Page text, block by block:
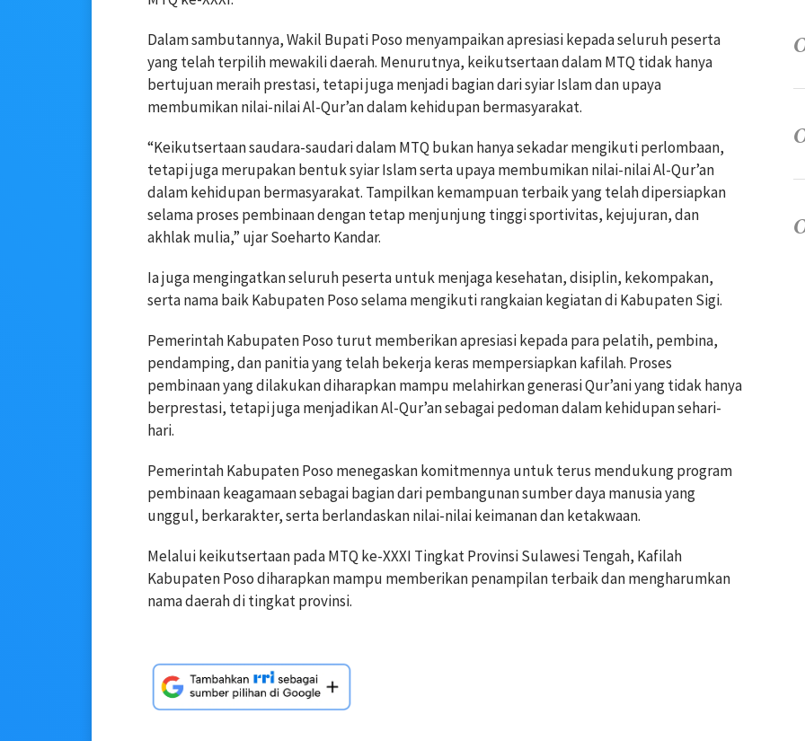
Dalam sambutannya, Wakil Bupati Poso menyampaikan apresiasi kepada seluruh peserta
yang telah terpilih mewakili daerah. Menurutnya, keikutsertaan dalam MTQ tidak hanya
bertujuan meraih prestasi, tetapi juga menjadi bagian dari syiar Islam dan upaya
membumikan nilai-nilai Al-Qur’an dalam kehidupan bermasyarakat.
“Keikutsertaan saudara-saudari dalam MTQ bukan hanya sekadar mengikuti perlombaan,
tetapi juga merupakan bentuk syiar Islam serta upaya membumikan nilai-nilai Al-Qur’an
dalam kehidupan bermasyarakat. Tampilkan kemampuan terbaik yang telah dipersiapkan
selama proses pembinaan dengan tetap menjunjung tinggi sportivitas, kejujuran, dan
akhlak mulia,” ujar Soeharto Kandar.
Ia juga mengingatkan seluruh peserta untuk menjaga kesehatan, disiplin, kekompakan,
serta nama baik Kabupaten Poso selama mengikuti rangkaian kegiatan di Kabupaten Sigi.
Pemerintah Kabupaten Poso turut memberikan apresiasi kepada para pelatih, pembina,
pendamping, dan panitia yang telah bekerja keras mempersiapkan kafilah. Proses
pembinaan yang dilakukan diharapkan mampu melahirkan generasi Qur’ani yang tidak hanya
berprestasi, tetapi juga menjadikan Al-Qur’an sebagai pedoman dalam kehidupan sehari-
hari.
Pemerintah Kabupaten Poso menegaskan komitmennya untuk terus mendukung program
pembinaan keagamaan sebagai bagian dari pembangunan sumber daya manusia yang
unggul, berkarakter, serta berlandaskan nilai-nilai keimanan dan ketakwaan.
Melalui keikutsertaan pada MTQ ke-XXXI Tingkat Provinsi Sulawesi Tengah, Kafilah
Kabupaten Poso diharapkan mampu memberikan penampilan terbaik dan mengharumkan
nama daerah di tingkat provinsi.